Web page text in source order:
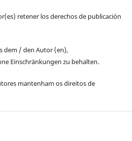
retener los derechos de publicación
dem / den Autor (en),
Einschränkungen zu behalten.
mantenham os direitos de